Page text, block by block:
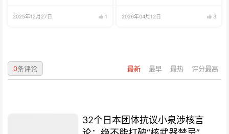
2025年12月27日 1 2026年04月12日 3
最新 最早 最热 评分最高
0条评论
32个日本团体抗议小泉涉核言